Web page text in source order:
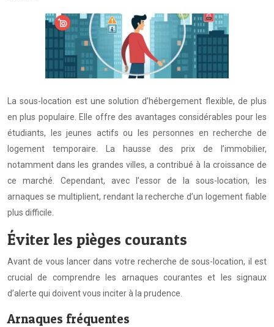
La sous-location est une solution d’hébergement flexible, de plus
en plus populaire. Elle offre des avantages considérables pour les
étudiants, les jeunes actifs ou les personnes en recherche de
logement temporaire. La hausse des prix de l’immobilier,
notamment dans les grandes villes, a contribué à la croissance de
ce marché. Cependant, avec l’essor de la sous-location, les
arnaques se multiplient, rendant la recherche d’un logement fiable
plus difficile.
Éviter les pièges courants
Avant de vous lancer dans votre recherche de sous-location, il est
crucial de comprendre les arnaques courantes et les signaux
d’alerte qui doivent vous inciter à la prudence.
Arnaques fréquentes